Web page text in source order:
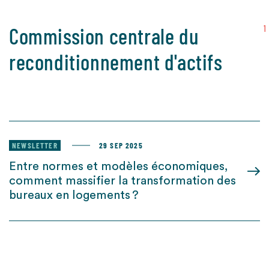
Commission centrale du
reconditionnement d'actifs
1
NEWSLETTER 29 SEP 2025
Entre normes et modèles économiques,
comment massifier la transformation des
bureaux en logements ?